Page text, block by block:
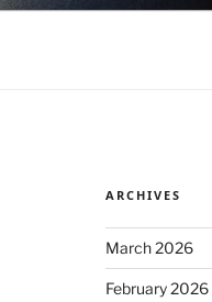
ARCHIVES
March 2026
February 2026